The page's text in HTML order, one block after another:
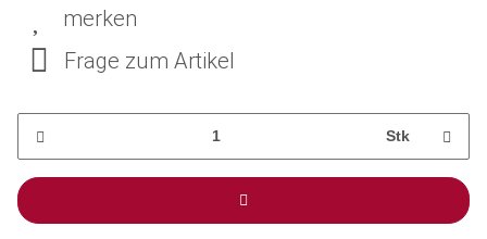
merken
Frage zum Artikel
Stk